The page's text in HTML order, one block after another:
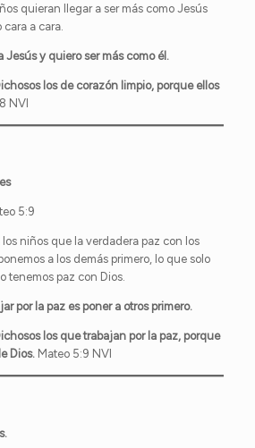
quieran llegar a ser más como Jesús
a cara.
Jesús y quiero ser más como él.
los de corazón limpio, porque ellos
NVI
5:9
niños que la verdadera paz con los
a los demás primero, lo que solo
tenemos paz con Dios.
por la paz es poner a otros primero.
los quetrabajan por la paz, porque
Dios. Mateo 5:9 NVI